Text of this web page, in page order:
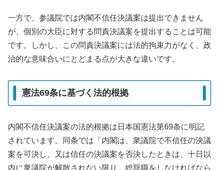
一方で、参議院では内閣不信任決議案は提出できません
が、個別の大臣に対する問責決議案を提出することは可能
です。しかし、この問責決議案には法的拘束力がなく、政
治的な意味合いにとどまる点が大きな違いです。
憲法69条に基づく法的根拠
内閣不信任決議案の法的根拠は日本国憲法第69条に明記
されています。同条では「内閣は、衆議院で不信任の決議
案を可決し、又は信任の決議案を否決したときは、十日以
内に衆議院が解散されない限り、総辞職をしなければなら